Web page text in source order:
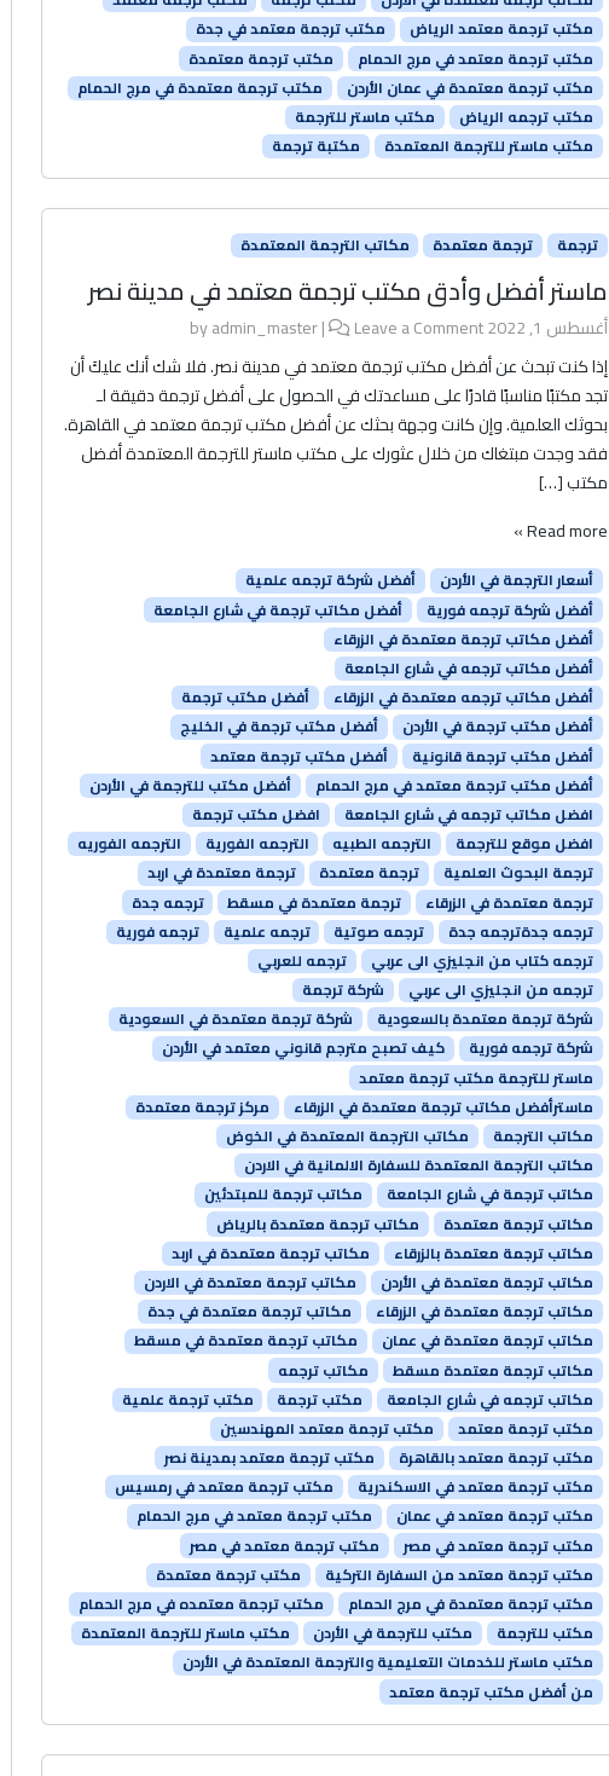
مكتب ترجمة معتمد الرياض
مكتب ترجمة معتمد في جدة
مكتب ترجمة معتمد في مرج الحمام
مكتب ترجمة معتمدة
مكتب ترجمة معتمدة في عمان الأردن
مكتب ترجمة معتمدة في مرج الحمام
مكتب ترجمه الرياض
مكتب ماستر للترجمة
مكتب ماستر للترجمة المعتمدة
مكتبة ترجمة
ترجمة ترجمة معتمدة مكاتب الترجمة المعتمدة
ماستر أفضل وأدق مكتب ترجمة معتمد في مدينة نصر
أغسطس 1, 2022 by
admin_master|
Leave a Comment
إذا كنت تبحث عن أفضل مكتب ترجمة معتمد في مدينة نصر. فلا شك أنك عليكَ أن
تجد مكتبًا مناسبًا قادرًا على مساعدتك في الحصول على أفضل ترجمة دقيقة لـ
بحوثك العلمية. وإن كانت وجهة بحثك عن أفضل مكتب ترجمة معتمد في القاهرة.
فقد وجدت مبتغاك من خلال عثورك على مكتب ماستر للترجمة المعتمدة أفضل
مكتب […]
Read more »
أسعار الترجمة في الأردن
أفضل شركة ترجمه علمية
أفضل شركة ترجمه فورية
أفضل مكاتب ترجمة في شارع الجامعة
أفضل مكاتب ترجمة معتمدة في الزرقاء
أفضل مكاتب ترجمه في شارع الجامعة
أفضل مكاتب ترجمه معتمدة في الزرقاء
أفضل مكتب ترجمة
أفضل مكتب ترجمة في الأردن
أفضل مكتب ترجمة في الخليج
أفضل مكتب ترجمة قانونية
أفضل مكتب ترجمة معتمد
أفضل مكتب ترجمة معتمد في مرج الحمام
أفضل مكتب للترجمة في الأردن
افضل مكاتب ترجمه في شارع الجامعة
افضل مكتب ترجمة
افضل موقع للترجمة
الترجمه الطبيه الترجمه الفورية
الترجمه الفوريه
ترجمة البحوث العلمية
ترجمة معتمدة
ترجمة معتمدة في اربد
ترجمة معتمدة في الزرقاء
ترجمة معتمدة في مسقط
ترجمه جدة
ترجمه جدةترجمه جدة
ترجمه صوتية ترجمه علمية
ترجمه فورية
ترجمه كتاب من انجليزي الى عربي
ترجمه للعربي
ترجمه من انجليزي الى عربي
شركة ترجمة
شركة ترجمة معتمدة بالسعودية
شركة ترجمة معتمدة في السعودية
شركة ترجمه فورية
كيف تصبح مترجم قانوني معتمد في الأردن
ماستر للترجمة مكتب ترجمة معتمد
ماسترأفضل مكاتب ترجمة معتمدة في الزرقاء
مركز ترجمة معتمدة
مكاتب الترجمة
مكاتب الترجمة المعتمدة في الخوض
مكاتب الترجمة المعتمدة للسفارة الالمانية في الاردن
مكاتب ترجمة في شارع الجامعة
مكاتب ترجمة للمبتدئين
مكاتب ترجمة معتمدة
مكاتب ترجمة معتمدة بالرياض
مكاتب ترجمة معتمدة بالزرقاء
مكاتب ترجمة معتمدة في اربد
مكاتب ترجمة معتمدة في الأردن
مكاتب ترجمة معتمدة في الاردن
مكاتب ترجمة معتمدة في الزرقاء
مكاتب ترجمة معتمدة في جدة
مكاتب ترجمة معتمدة في عمان
مكاتب ترجمة معتمدة في مسقط
مكاتب ترجمة معتمدة مسقط
مكاتب ترجمه
مكاتب ترجمه في شارع الجامعة
مكتب ترجمة
مكتب ترجمة علمية
مكتب ترجمة معتمد
مكتب ترجمة معتمد المهندسين
مكتب ترجمة معتمد بالقاهرة
مكتب ترجمة معتمد بمدينة نصر
مكتب ترجمة معتمد في الاسكندرية
مكتب ترجمة معتمد في رمسيس
مكتب ترجمة معتمد في عمان
مكتب ترجمة معتمد في مرج الحمام
مكتب ترجمة معتمد في مصر
مكتب ترجمة معتمد في مصر
مكتب ترجمة معتمد من السفارة التركية
مكتب ترجمة معتمدة
مكتب ترجمة معتمدة في مرج الحمام
مكتب ترجمة معتمده في مرج الحمام
مكتب للترجمة
مكتب للترجمة في الأردن
مكتب ماستر للترجمة المعتمدة
مكتب ماستر للخدمات التعليمية والترجمة المعتمدة في الأردن
من أفضل مكتب ترجمة معتمد